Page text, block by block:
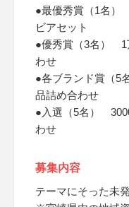
●最優秀賞（1名）
ビアセット
●優秀賞（3名） 1
わせ
●各ブランド賞（5
品詰め合わせ
●入選（5名）
わせ
募集内容
テーマにそった未